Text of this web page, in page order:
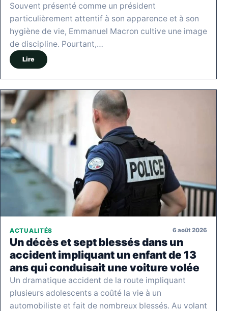
Souvent présenté comme un président
particulièrement attentif à son apparence et à son
hygiène de vie, Emmanuel Macron cultive une image
de discipline. Pourtant,…
Lire
ACTUALITÉS 6 août 2026
Un décès et sept blessés dans un
accident impliquant un enfant de 13
ans qui conduisait une voiture volée
Un dramatique accident de la route impliquant
plusieurs adolescents a coûté la vie à un
automobiliste et fait de nombreux blessés. Au volant